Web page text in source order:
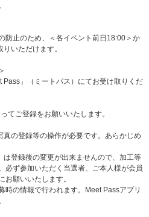
承ください。
ご当選済みの方は、本受付で同一公演日
ださい。
れた場合でも、取消し・払戻し等はでき
招待いたします。
ATINY’S VOYAGE : TINY MYST
ちでない方でもご応募・ご参加いただけ
示に従ってご参加ください。スタッフの
退場またはイベント自体が中止となる可能
ださい。
）、2026年8月5日（水）
12:00～2026年7月20日（月）23:59
防止のため、＜各イベント前日18:00＞か
いただけます。
」（ミートパス）にてお受け取りくだ
てご登録をお願いいたします。
の登録等の操作が必要です。あらかじめ
登録後の変更が出来ませんので、加工等
必ず参加いただく当選者、ご本人様が会員
お願いいたします。
の情報で行われます。Meet Passアプリ